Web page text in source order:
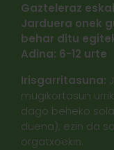
Gazteleraz
Jarduera onek
behar ditu
Adina: 6-12 urte
Irisgarritasuna:
mugikortasun
dago beheko
duena); ezin da
orgatxoekin.